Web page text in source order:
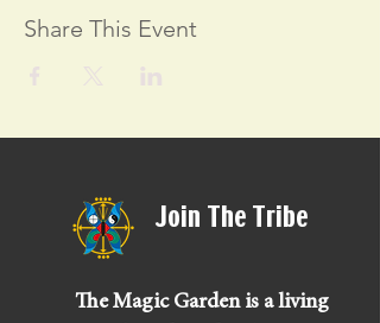
Share This Event
Join The Tribe
The Magic Garden is a living